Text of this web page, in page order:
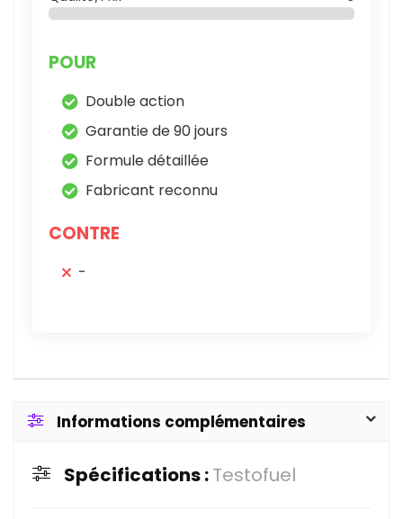
POUR
Double action
Garantie de 90 jours
Formule détaillée
Fabricant reconnu
CONTRE
-
Informations complémentaires
Spécifications :Testofuel